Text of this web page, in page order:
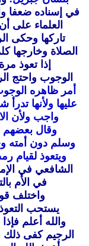
في إسناده ضعفا
العلماء على
تاركها وحكى
الصلاة وخارجها
إذا تعوذ
الوجوب واحتج
أمر ظاهره
عليها ولأنها
واجب ولأن
وقال بعضهم
وسلم دون أمته
ويتعوذ لقيام
الشافعي في
في الأم
واختلف
يستحب
والله أعلم
الرجيم كفى